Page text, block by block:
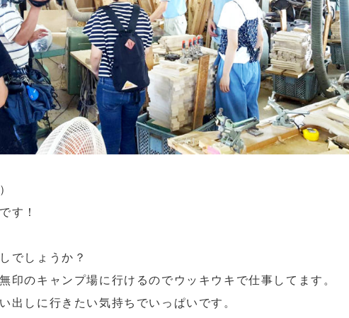
す！
でしょうか？
印のキャンプ場に行けるのでウッキウキで仕事してます。
出しに行きたい気持ちでいっぱいです。